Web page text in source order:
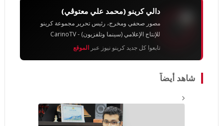
دالي كرينو (محمد علي معتوڨي)
مصور صحفي ومخرج، رئيس تحرير مجموعة كرينو
للإنتاج الإعلامي (سينما وتلفزيون) - CarinoTV
تابعوا كل جديد كرينو نيوز عبر الموقع
شاهد أيضاً